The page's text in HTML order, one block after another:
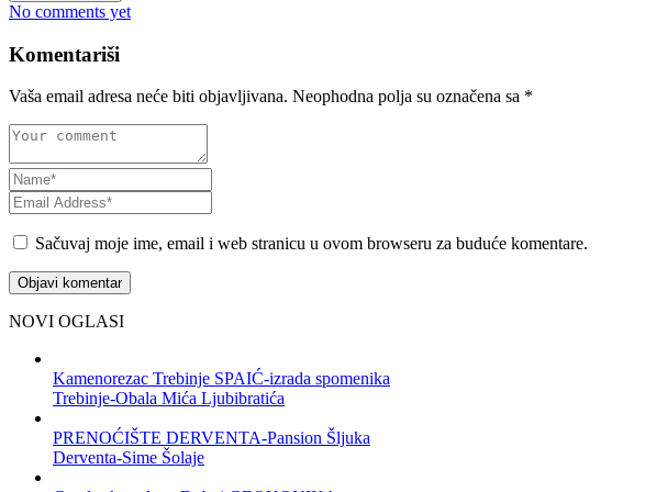
No comments yet
Komentariši
Vaša email adresa neće biti objavljivana. Neophodna polja su označena sa *
Sačuvaj moje ime, email i web stranicu u ovom browseru za buduće komentare.
NOVI OGLASI
Kamenorezac Trebinje SPAIĆ-izrada spomenika
Trebinje-Obala Mića Ljubibratića
PRENOĆIŠTE DERVENTA-Pansion Šljuka
Derventa-Sime Šolaje